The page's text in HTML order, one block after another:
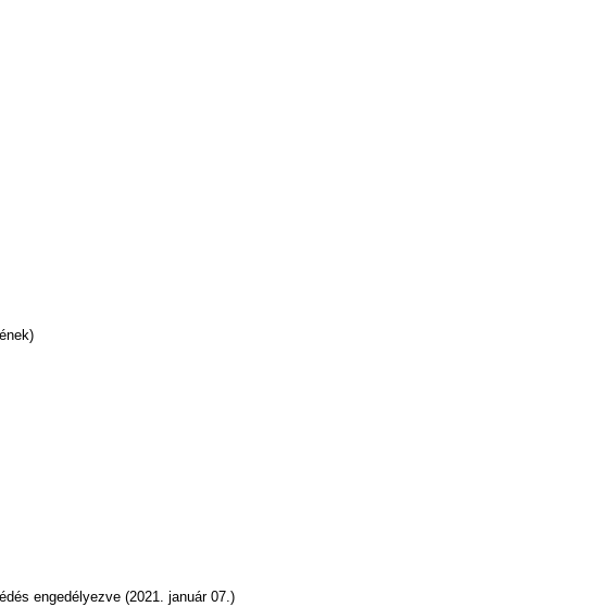
engedélyezve (2021. január 07.)